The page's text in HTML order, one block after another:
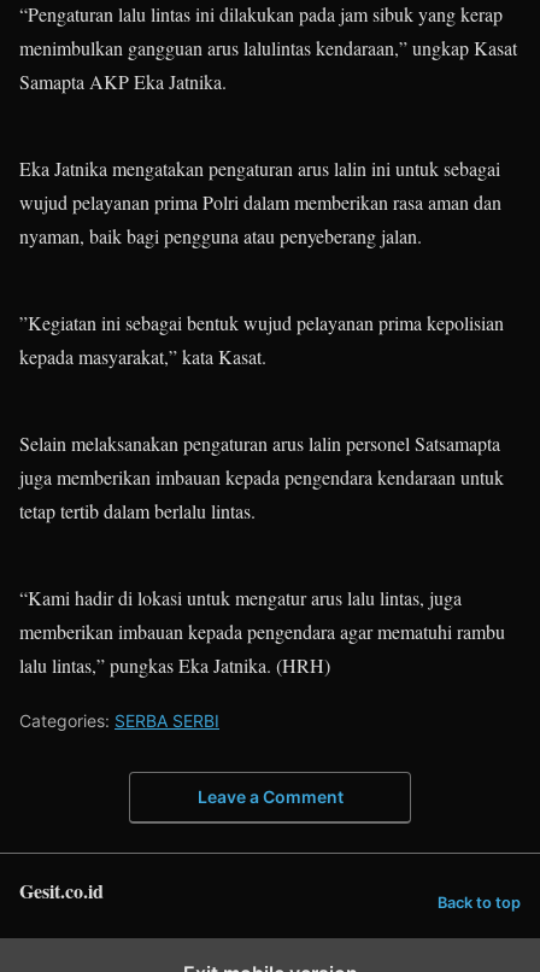
“Pengaturan lalu lintas ini dilakukan pada jam sibuk yang kerap
menimbulkan gangguan arus lalulintas kendaraan,” ungkap Kasat
Samapta AKP Eka Jatnika.
Eka Jatnika mengatakan pengaturan arus lalin ini untuk sebagai
wujud pelayanan prima Polri dalam memberikan rasa aman dan
nyaman, baik bagi pengguna atau penyeberang jalan.
”Kegiatan ini sebagai bentuk wujud pelayanan prima kepolisian
kepada masyarakat,” kata Kasat.
Selain melaksanakan pengaturan arus lalin personel Satsamapta
juga memberikan imbauan kepada pengendara kendaraan untuk
tetap tertib dalam berlalu lintas.
“Kami hadir di lokasi untuk mengatur arus lalu lintas, juga
memberikan imbauan kepada pengendara agar mematuhi rambu
lalu lintas,” pungkas Eka Jatnika. (HRH)
Categories: SERBA SERBI
Leave a Comment
Gesit.co.id Back to top